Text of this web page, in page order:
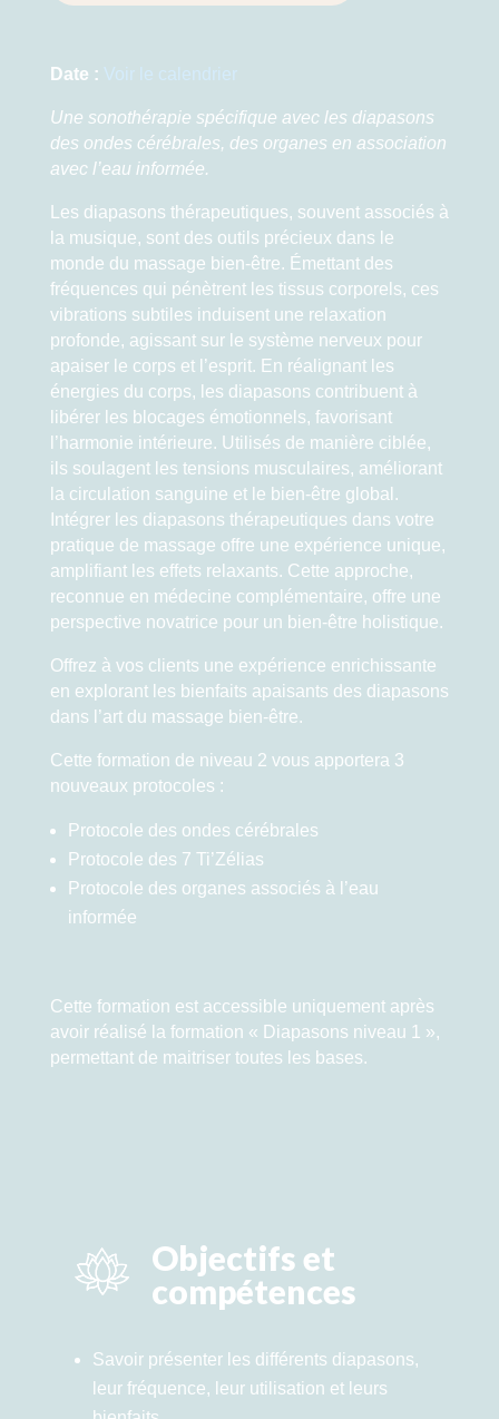
Date : Voir le calendrier
Une sonothérapie spécifique avec les diapasons
des ondes cérébrales, des organes en association
avec l’eau informée.
Les diapasons thérapeutiques, souvent associés à
la musique, sont des outils précieux dans le
monde du massage bien-être. Émettant des
fréquences qui pénètrent les tissus corporels, ces
vibrations subtiles induisent une relaxation
profonde, agissant sur le système nerveux pour
apaiser le corps et l’esprit. En réalignant les
énergies du corps, les diapasons contribuent à
libérer les blocages émotionnels, favorisant
l’harmonie intérieure. Utilisés de manière ciblée,
ils soulagent les tensions musculaires, améliorant
la circulation sanguine et le bien-être global.
Intégrer les diapasons thérapeutiques dans votre
pratique de massage offre une expérience unique,
amplifiant les effets relaxants. Cette approche,
reconnue en médecine complémentaire, offre une
perspective novatrice pour un bien-être holistique.
Offrez à vos clients une expérience enrichissante
en explorant les bienfaits apaisants des diapasons
dans l’art du massage bien-être.
Cette formation de niveau 2 vous apportera 3
nouveaux protocoles :
Protocole des ondes cérébrales
Protocole des 7 Ti’Zélias
Protocole des organes associés à l’eau
informée
Cette formation est accessible uniquement après
avoir réalisé la formation « Diapasons niveau 1 »,
permettant de maitriser toutes les bases.
Objectifs et
compétences
Savoir présenter les différents diapasons,
leur fréquence, leur utilisation et leurs